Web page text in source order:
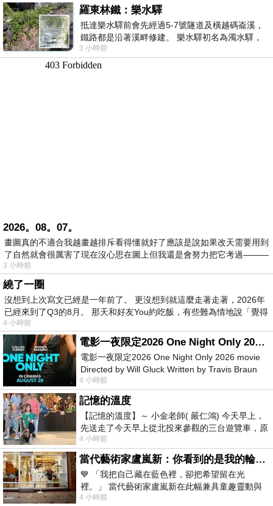
羅東林鐵：樂水驛
抵達樂水驛前會先經過5-7號隧道及橫越碼崙溪，
鐵路都是沿著溪畔修建。 樂水驛初名為濁水驛，
但因與臺鐵集集線車站同名，於1953
3 小時前
2026。08。07。
畫圖真的不適合我越畫越排斥看得懂就好了應該是說如果改天需要用到
了自然就會很厲害了現在沒心思在圖上但我還是會努力把它考過———
3 小時前
繞了一圈
沒想到上次寫文已經是一年前了。 更沒想到就這麼走著走著，2026年
已經來到了Q3的8月。 那天和好友You約吃飯，有些難為情地說「覺得
4 小時前
電影一夜限定2026 One Night Only 2026 movie
電影一夜限定2026 One Night Only 2026 movie
Directed by Will Gluck Written by Travis Braun
Starring Monica Barbaro
4 小時前
記憶的溫度
【記憶的溫度】～ 小金老師( 嚴仁鴻) 今天早上，
先送走了今天早上從北投來參觀的三台遊覽車，原
以為展場已經差不多要安靜下來，卻發
4 小時前
當代藝術家盧嵐新：你看到的是我的輪廓，還是你的故事？——藏在藍色裡的希望與光
💙 「我把自己藏在藍色裡，卻把希望留在光
裡。」 當代藝術家盧嵐新在此幅兼具童趣靈動與
抽象韻味的新作中，用湛藍的羽翼般色塊包覆著
4 小時前